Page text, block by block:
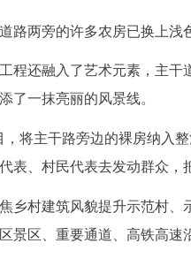
路两旁的许多农房已换上浅
程还融入了艺术元素，主
了一抹亮丽的风景线。
将主干路旁边的裸房纳入
表、村民代表去发动群众
乡村建筑风貌提升示范村
景区、重要通道、高铁高